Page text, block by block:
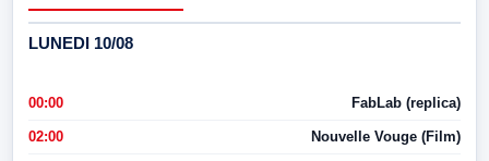
LUNEDI 10/08
00:00 FabLab (replica)
02:00 Nouvelle Vouge (Film)